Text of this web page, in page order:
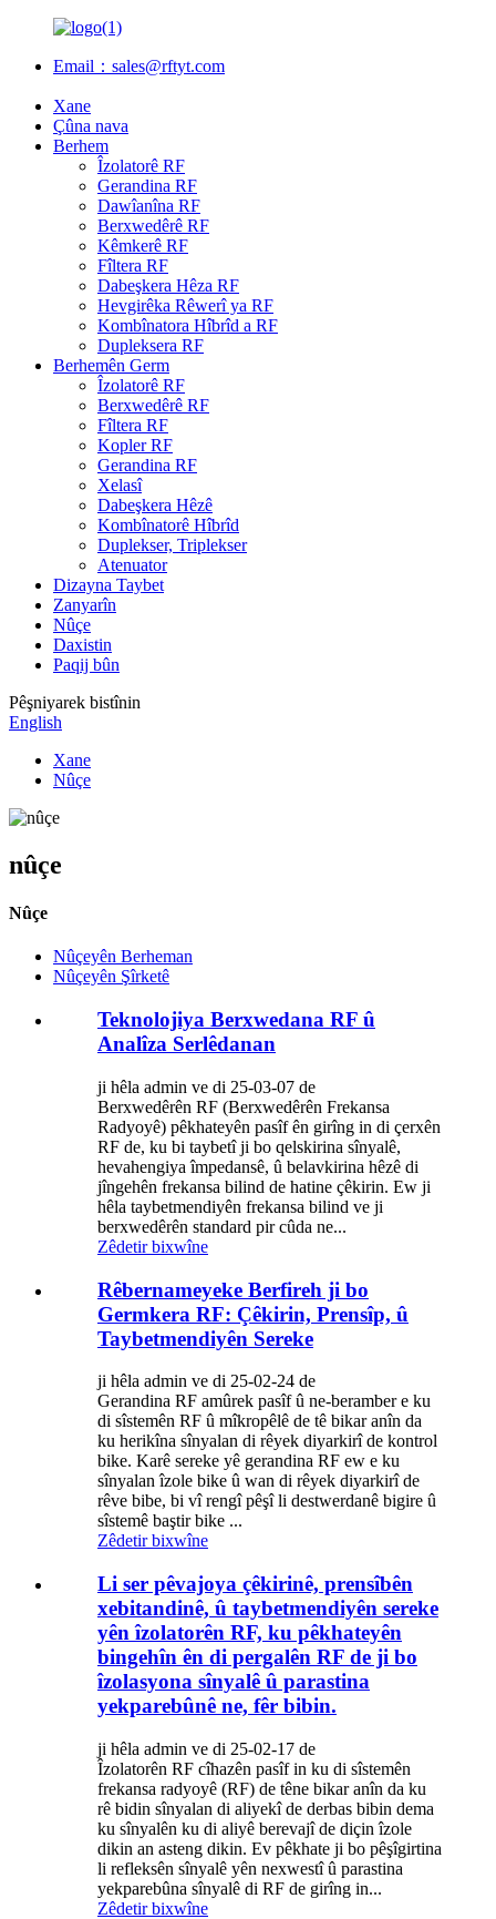
Email：sales@rftyt.com
Xane
Çûna nava
Berhem
Îzolatorê RF
Gerandina RF
Dawîanîna RF
Berxwedêrê RF
Kêmkerê RF
Fîltera RF
Dabeşkera Hêza RF
Hevgirêka Rêwerî ya RF
Kombînatora Hîbrîd a RF
Dupleksera RF
Berhemên Germ
Îzolatorê RF
Berxwedêrê RF
Fîltera RF
Kopler RF
Gerandina RF
Xelasî
Dabeşkera Hêzê
Kombînatorê Hîbrîd
Duplekser, Triplekser
Atenuator
Dizayna Taybet
Zanyarîn
Nûçe
Daxistin
Paqij bûn
Pêşniyarek bistînin
English
Xane
Nûçe
nûçe
Nûçe
Nûçeyên Berheman
Nûçeyên Şîrketê
Teknolojiya Berxwedana RF û
Analîza Serlêdanan
ji hêla admin ve di 25-03-07 de
Berxwedêrên RF (Berxwedêrên Frekansa
Radyoyê) pêkhateyên pasîf ên girîng in di çerxên
RF de, ku bi taybetî ji bo qelskirina sînyalê,
hevahengiya împedansê, û belavkirina hêzê di
jîngehên frekansa bilind de hatine çêkirin. Ew ji
hêla taybetmendiyên frekansa bilind ve ji
berxwedêrên standard pir cûda ne...
Zêdetir bixwîne
Rêbernameyeke Berfireh ji bo
Germkera RF: Çêkirin, Prensîp, û
Taybetmendiyên Sereke
ji hêla admin ve di 25-02-24 de
Gerandina RF amûrek pasîf û ne-beramber e ku
di sîstemên RF û mîkropêlê de tê bikar anîn da
ku herikîna sînyalan di rêyek diyarkirî de kontrol
bike. Karê sereke yê gerandina RF ew e ku
sînyalan îzole bike û wan di rêyek diyarkirî de
rêve bibe, bi vî rengî pêşî li destwerdanê bigire û
sîstemê baştir bike ...
Zêdetir bixwîne
Li ser pêvajoya çêkirinê, prensîbên
xebitandinê, û taybetmendiyên sereke
yên îzolatorên RF, ku pêkhateyên
bingehîn ên di pergalên RF de ji bo
îzolasyona sînyalê û parastina
yekparebûnê ne, fêr bibin.
ji hêla admin ve di 25-02-17 de
Îzolatorên RF cîhazên pasîf in ku di sîstemên
frekansa radyoyê (RF) de têne bikar anîn da ku
rê bidin sînyalan di aliyekî de derbas bibin dema
ku sînyalên ku di aliyê berevajî de diçin îzole
dikin an asteng dikin. Ev pêkhate ji bo pêşîgirtina
li refleksên sînyalê yên nexwestî û parastina
yekparebûna sînyalê di RF de girîng in...
Zêdetir bixwîne